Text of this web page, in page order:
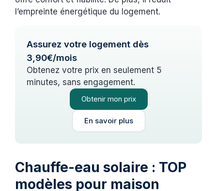
l’empreinte énergétique du logement.
Assurez votre logement dès
3,90€/mois
Obtenez votre prix en seulement 5
minutes, sans engagement.
Obtenir mon prix
En savoir plus
Chauffe-eau solaire : TOP
modèles pour maison